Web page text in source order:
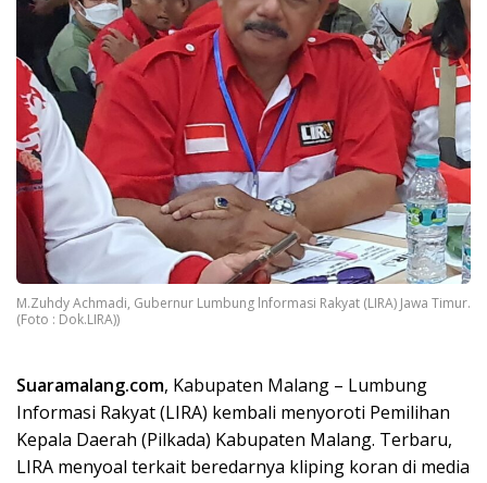
M.Zuhdy Achmadi, Gubernur Lumbung lnformasi Rakyat (LIRA) Jawa Timur.
(Foto : Dok.LIRA))
Suaramalang.com, Kabupaten Malang – Lumbung
Informasi Rakyat (LIRA) kembali menyoroti Pemilihan
Kepala Daerah (Pilkada) Kabupaten Malang. Terbaru,
LIRA menyoal terkait beredarnya kliping koran di media